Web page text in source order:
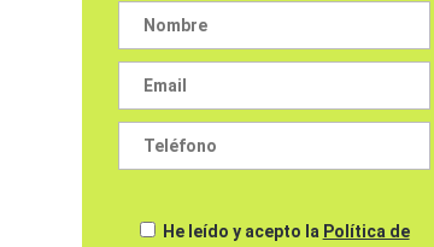
He leído y acepto la Política de